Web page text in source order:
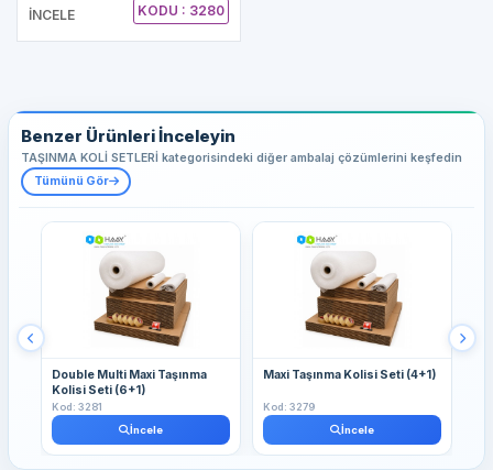
İNCELE KODU : 3280
Benzer Ürünleri İnceleyin
TAŞINMA KOLİ SETLERİ kategorisindeki diğer ambalaj çözümlerini keşfedin
Tümünü Gör
Double Multi Maxi Taşınma
Kolisi Seti (6+1)
Kod: 3281
İncele
Maxi Taşınma Kolisi Seti (4+1)
Kod: 3279
İncele